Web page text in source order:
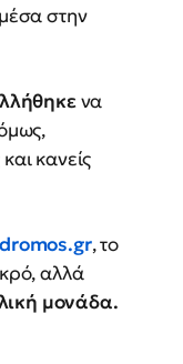
στην
να
κανείς
, το
αλλά
μονάδα.